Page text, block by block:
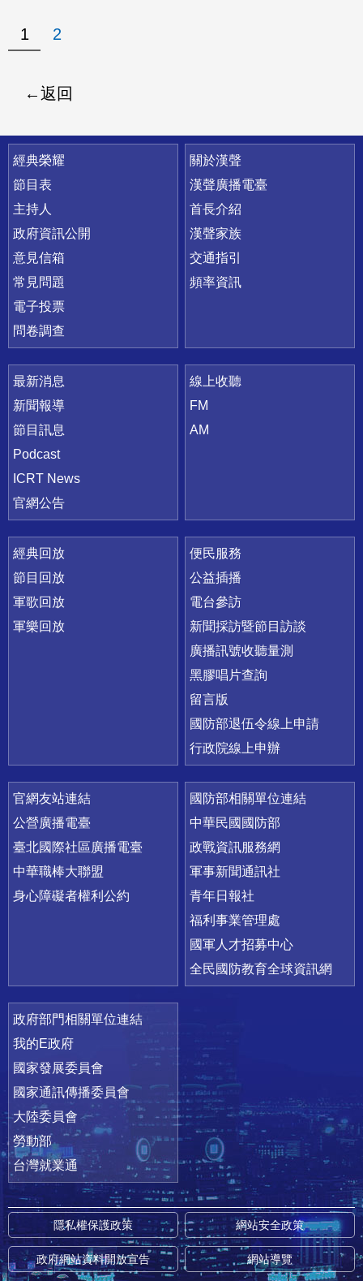
1 2
返回
快速連結
經典榮耀
節目表
主持人
政府資訊公開
意見信箱
常見問題
電子投票
問卷調查
關於漢聲
漢聲廣播電臺
首長介紹
漢聲家族
交通指引
頻率資訊
最新消息
新聞報導
節目訊息
Podcast
ICRT News
官網公告
線上收聽
FM
AM
經典回放
節目回放
軍歌回放
軍樂回放
便民服務
公益插播
電台參訪
新聞採訪暨節目訪談
廣播訊號收聽量測
黑膠唱片查詢
留言版
國防部退伍令線上申請
行政院線上申辦
官網友站連結
公營廣播電臺
臺北國際社區廣播電臺
中華職棒大聯盟
身心障礙者權利公約
國防部相關單位連結
中華民國國防部
政戰資訊服務網
軍事新聞通訊社
青年日報社
福利事業管理處
國軍人才招募中心
全民國防教育全球資訊網
政府部門相關單位連結
我的E政府
國家發展委員會
國家通訊傳播委員會
大陸委員會
勞動部
台灣就業通
隱私權保護政策 網站安全政策
政府網站資料開放宣告 網站導覽